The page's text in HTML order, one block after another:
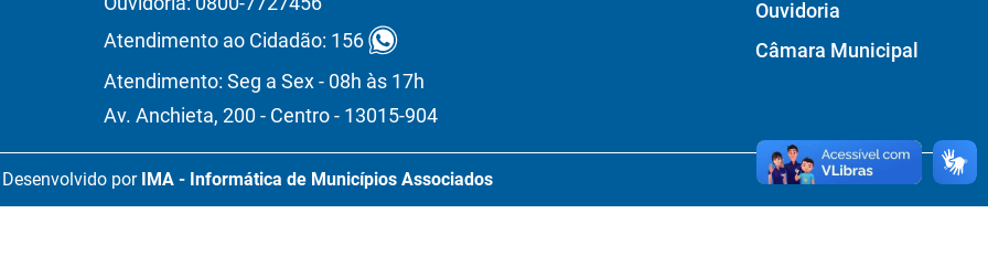
Atendimento ao Cidadão: 156
Atendimento: Seg a Sex - 08h às 17h
Av. Anchieta, 200 - Centro - 13015-904
Ouvidoria
Câmara Municipal
Desenvolvido por IMA - Informática de Municípios Associados